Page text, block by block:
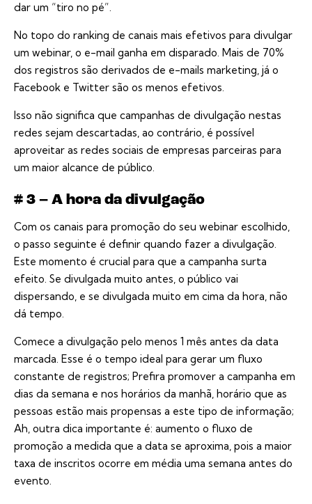
dar um “tiro no pé”.
No topo do ranking de canais mais efetivos para divulgar
um webinar, o e-mail ganha em disparado. Mais de 70%
dos registros são derivados de e-mails marketing, já o
Facebook e Twitter são os menos efetivos.
Isso não significa que campanhas de divulgação nestas
redes sejam descartadas, ao contrário, é possível
aproveitar as redes sociais de empresas parceiras para
um maior alcance de público.
# 3 – A hora da divulgação
Com os canais para promoção do seu webinar escolhido,
o passo seguinte é definir quando fazer a divulgação.
Este momento é crucial para que a campanha surta
efeito. Se divulgada muito antes, o público vai
dispersando, e se divulgada muito em cima da hora, não
dá tempo.
Comece a divulgação pelo menos 1 mês antes da data
marcada. Esse é o tempo ideal para gerar um fluxo
constante de registros; Prefira promover a campanha em
dias da semana e nos horários da manhã, horário que as
pessoas estão mais propensas a este tipo de informação;
Ah, outra dica importante é: aumento o fluxo de
promoção a medida que a data se aproxima, pois a maior
taxa de inscritos ocorre em média uma semana antes do
evento.